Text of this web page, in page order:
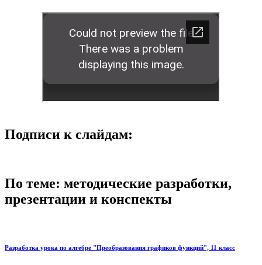
Подписи к слайдам:
По теме: методические разработки,
презентации и конспекты
Разработка урока по алгебре "Преобразования графиков функций", 11 класс